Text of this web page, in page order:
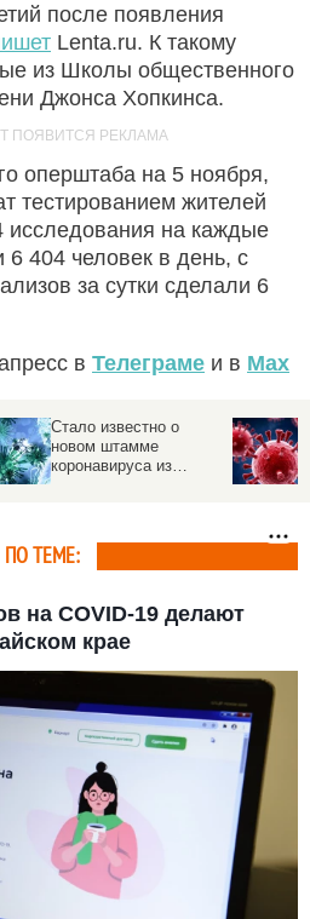
после появления
Lenta.ru. К такому
из Школы общественного
Джонса Хопкинса.
оперштаба на 5 ноября,
тестированием жителей
исследования на каждые
404 человек в день, с
за сутки сделали 6
в Телеграме и в Max
Стало известно о
новом штамме
коронавируса из
ПО ТЕМЕ:
на COVID-19 делают
крае